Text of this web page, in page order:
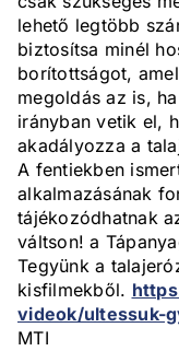
lehető legtöbb
biztosítsa minél
borítottságot,
megoldás az is,
irányban vetik el,
akadályozza a
A fentiekben
alkalmazásának
tájékozódhatnak
váltson! a
Tegyünk a
kisfilmekből.
videok/ultessuk-
MTI